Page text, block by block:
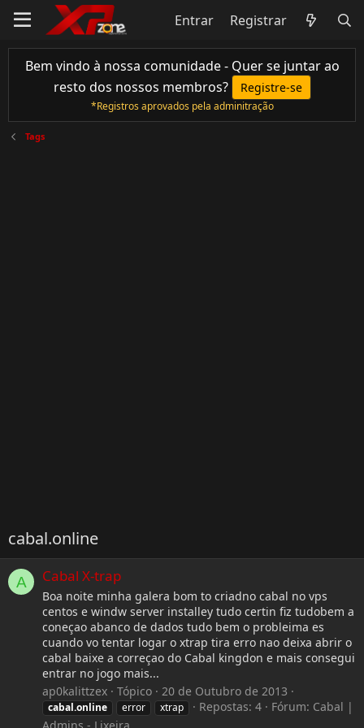
Entrar Registrar
Bem vindo à nossa comunidade - Quer se juntar ao
resto dos nossos membros?
Registre-se
*Registros aprovados pela adminitração
Tags
cabal.online
A Cabal X-trap
Boa noite minha galera bom to criadno cabal no vps
centos e windw server installey tudo certin fiz tudobem a
coneçao abanco de dados tudo bem o probleima es
cuando vo tentar logar o xtrap tira erro nao deixa abrir o
cabal baixe a correçao do Cabal kingdon e mais consegui
entrar no jogo mais...
ap0kalittzex
Tópico 20 de Outubro de 2013
cabal.online error xtrap Repostas: 4 Fórum: Cabal |